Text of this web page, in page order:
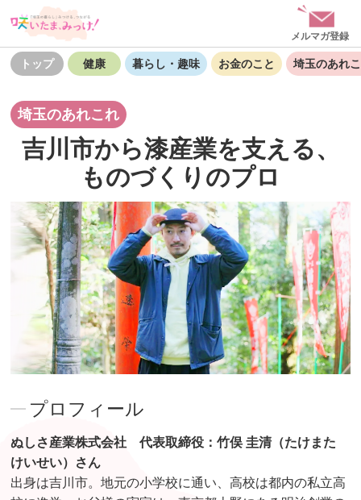
メルマガ登録
トップ 健康 暮らし・趣味 お金のこと 埼玉のあれ
埼玉のあれこれ
吉川市から漆産業を支える、
ものづくりのプロ
プロフィール
ぬしさ産業株式会社 代表取締役：竹俣 圭清（たけまた
けいせい）さん
出身は吉川市。地元の小学校に通い、高校は都内の私立高